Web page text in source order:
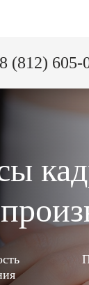
8 (812) 605-